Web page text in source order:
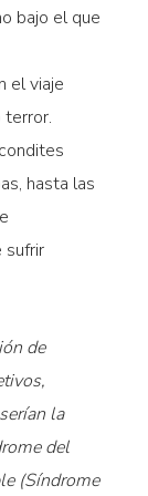
bajo el que
el viaje
terror.
hasta las
sufrir
de
la
del
(Síndrome